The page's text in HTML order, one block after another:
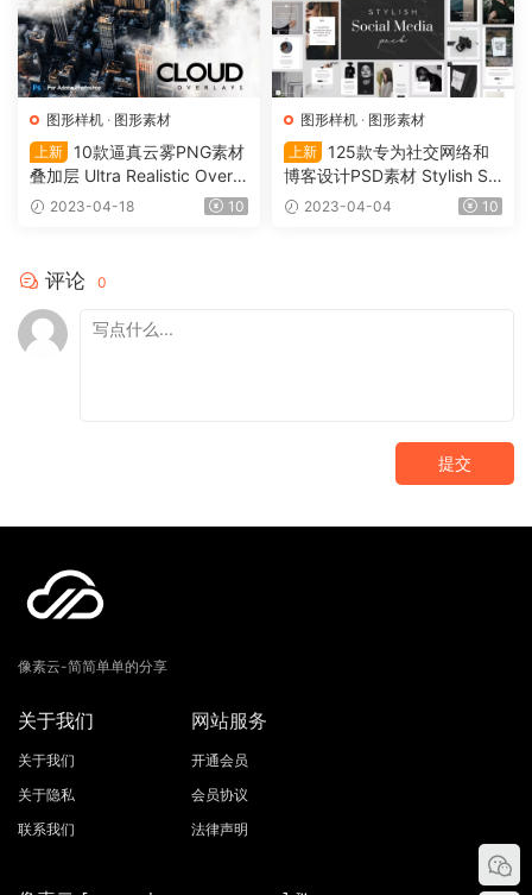
图形样机 · 图形素材
上新
10款逼真云雾PNG素材
叠加层 Ultra Realistic Overla
ys for Photoshop（0022）
2023-04-18 10
图形样机 · 图形素材
上新
125款专为社交网络和
博客设计PSD素材 Stylish So
cial Media Pack（0020）
2023-04-04 10
评论 0
提交
像素云-简简单单的分享
关于我们
关于我们
关于隐私
联系我们
网站服务
开通会员
会员协议
法律声明